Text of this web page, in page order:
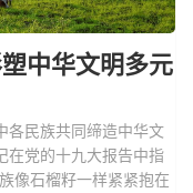
中华文明多元
各民族共同缔造中华文
在党的十九大报告中指
像石榴籽一样紧紧抱在